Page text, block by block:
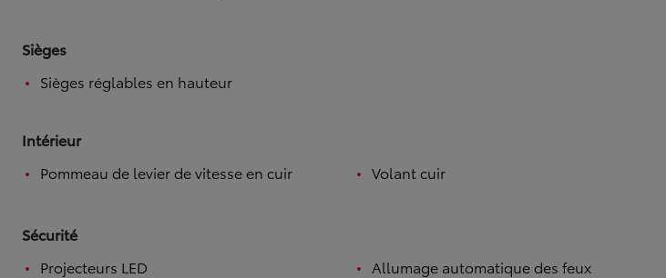
Sièges
Sièges réglables en hauteur
Intérieur
Pommeau de levier de vitesse en cuir
Volant cuir
Sécurité
Projecteurs LED
Allumage automatique des feux